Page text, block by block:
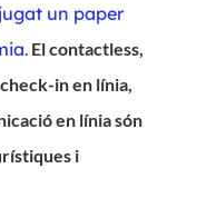
un paper
. El contactless,
in en línia,
en línia són
i